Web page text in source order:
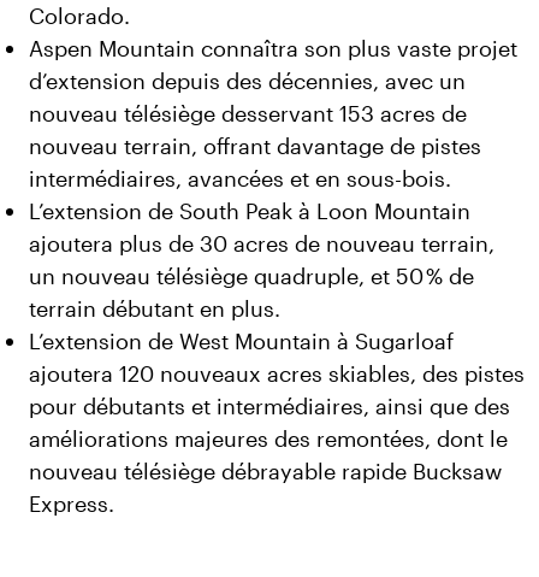
Colorado.
Aspen Mountain connaîtra son plus vaste projet
d’extension depuis des décennies, avec un
nouveau télésiège desservant 153 acres de
nouveau terrain, offrant davantage de pistes
intermédiaires, avancées et en sous-bois.
L’extension de South Peak à Loon Mountain
ajoutera plus de 30 acres de nouveau terrain,
un nouveau télésiège quadruple, et 50 % de
terrain débutant en plus.
L’extension de West Mountain à Sugarloaf
ajoutera 120 nouveaux acres skiables, des pistes
pour débutants et intermédiaires, ainsi que des
améliorations majeures des remontées, dont le
nouveau télésiège débrayable rapide Bucksaw
Express.